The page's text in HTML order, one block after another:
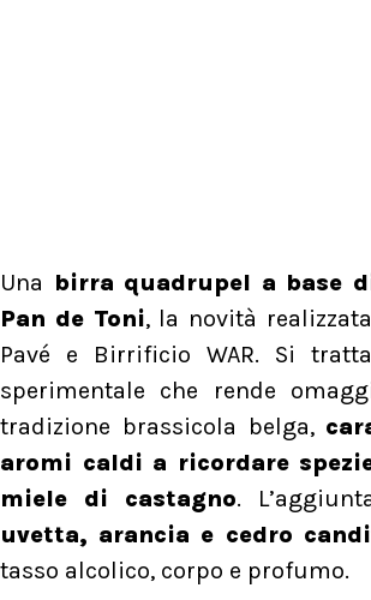
Una birra quadrupel a base
Pan de Toni, la novità
Pavé e Birrificio WAR. Si
sperimentale che rende
tradizione brassicola belga,
aromi caldi a ricordare
miele di castagno.
uvetta, arancia e cedro
tasso alcolico, corpo e profumo.